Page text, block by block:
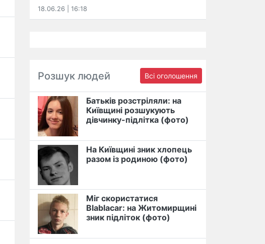
18.06.26 | 16:18
Розшук людей Всі оголошення
Батьків розстріляли: на
Київщині розшукують
дівчинку-підлітка (фото)
На Київщині зник хлопець
разом із родиною (фото)
Міг скористатися
Blablacar: на Житомирщині
зник підліток (фото)